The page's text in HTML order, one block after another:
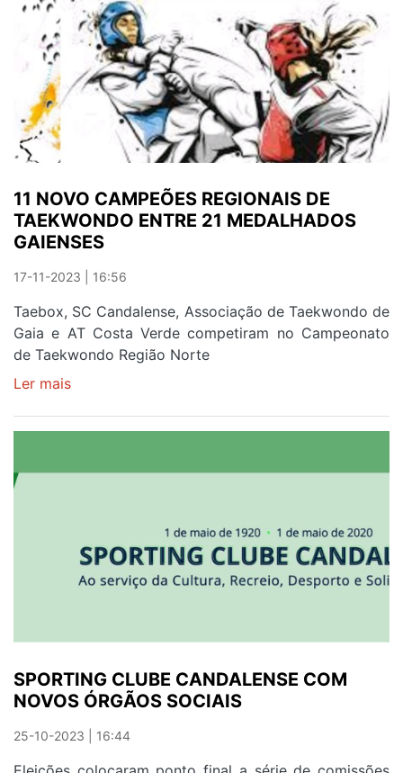
PELO
SC
CANDALENSE
FOI
UM
SUCESSO
11 NOVO CAMPEÕES REGIONAIS DE
TAEKWONDO ENTRE 21 MEDALHADOS
GAIENSES
17-11-2023 | 16:56
Taebox, SC Candalense, Associação de Taekwondo de
Gaia e AT Costa Verde competiram no Campeonato
de Taekwondo Região Norte
Ler mais
NOVO
REGIONAIS
21
MEDALHADOS
SPORTING CLUBE CANDALENSE COM
NOVOS ÓRGÃOS SOCIAIS
25-10-2023 | 16:44